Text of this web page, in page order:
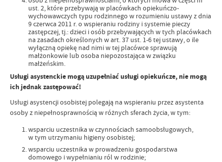
ust. 2, które przebywają w placówkach opiekuńczo-
wychowawczych typu rodzinnego w rozumieniu ustawy z dnia
9 czerwca 2011 r. o wspieraniu rodziny i systemie pieczy
zastępczej, tj.: dzieci i osób przebywających w tych placówkach
na zasadach określonych w art. 37 ust. 1-6 tej ustawy, o ile
wyłączną opiekę nad nimi w tej placówce sprawują
małżonkowie lub osoba niepozostająca w związku
małżeńskim.
Usługi asystenckie mogą uzupełniać usługi opiekuńcze, nie mogą
ich jednak zastępować!
Usługi asystencji osobistej polegają na wspieraniu przez asystenta
osoby z niepełnosprawnością w różnych sferach życia, w tym:
wsparciu uczestnika w czynnościach samoobsługowych,
w tym utrzymaniu higieny osobistej;
wsparciu uczestnika w prowadzeniu gospodarstwa
domowego i wypełnianiu ról w rodzinie;